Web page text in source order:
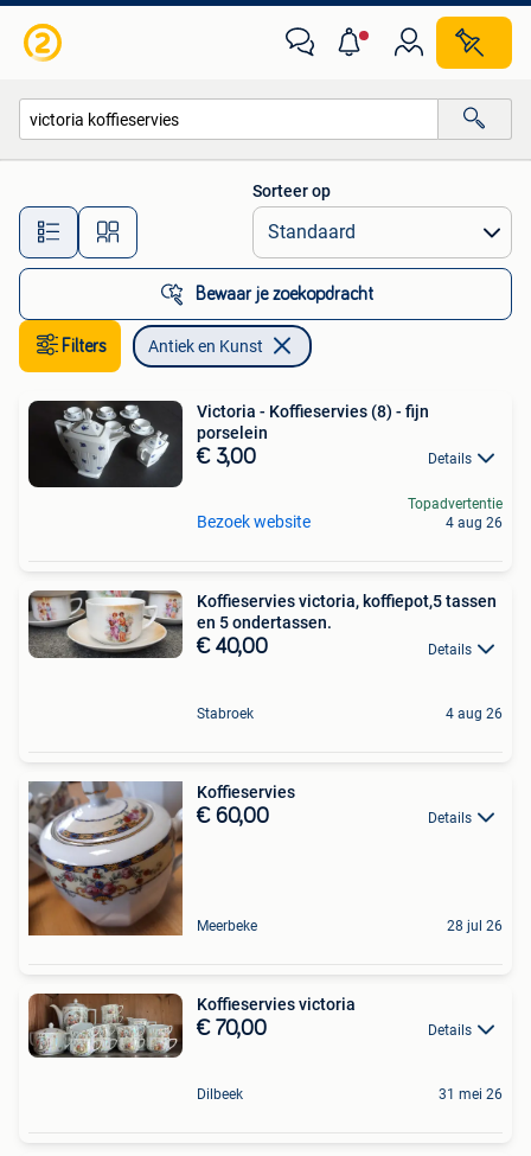
Alle afstanden…
Sorteer op
Bewaar je zoekopdracht
Filters Antiek en Kunst
Victoria - Koffieservies (8) - fijn
porselein
€ 3,00 Details
Bezoek website
Topadvertentie
4 aug 26
Koffieservies victoria, koffiepot,5 tassen
en 5 ondertassen.
€ 40,00 Details
Stabroek 4 aug 26
Koffieservies
€ 60,00 Details
Meerbeke 28 jul 26
Koffieservies victoria
€ 70,00 Details
Dilbeek 31 mei 26